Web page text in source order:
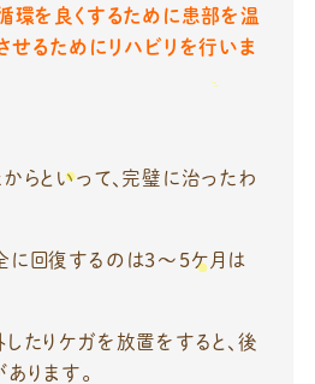
環を良くするために患部を温
せるためにリハビリを行いま
らといって、完璧に治ったわ
回復するのは3～5ケ月は
たりケガを放置をすると、後
ります。